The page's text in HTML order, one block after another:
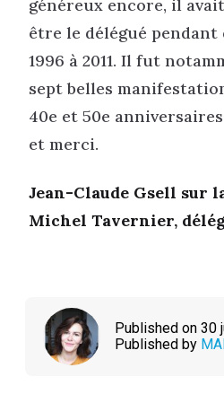
généreux encore, il
être le délégué pendant
1996 à 2011. Il fut
sept belles
40e et 50e
et merci.
Jean-Claude Gsell sur
Michel Tavernier,
Published on 30
Published by